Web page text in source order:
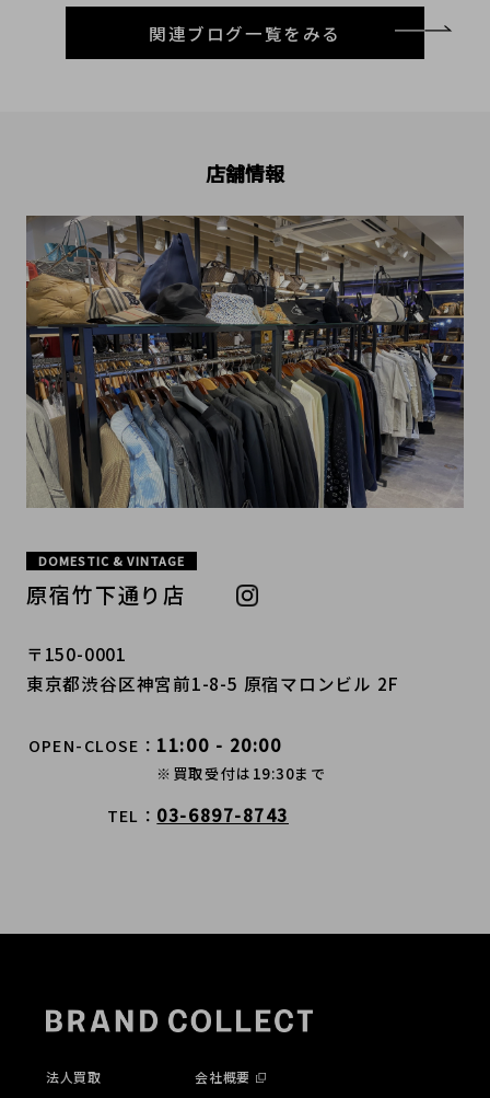
関連ブログ一覧をみる
店舗情報
DOMESTIC & VINTAGE
原宿竹下通り店
〒150-0001
東京都渋谷区神宮前1-8-5 原宿マロンビル 2F
OPEN-CLOSE 11:00 - 20:00
※買取受付は19:30まで
TEL 03-6897-8743
法人買取 会社概要